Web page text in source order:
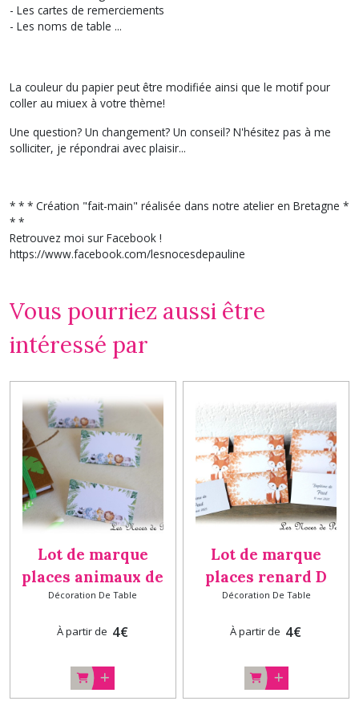
- Les cartes de remerciements
- Les noms de table ...
La couleur du papier peut être modifiée ainsi que le motif pour
coller au miuex à votre thème!
Une question? Un changement? Un conseil? N'hésitez pas à me
solliciter, je répondrai avec plaisir...
* * * Création "fait-main" réalisée dans notre atelier en Bretagne *
* *
Retrouvez moi sur Facebook !
https://www.facebook.com/lesnocesdepauline
Vous pourriez aussi être
intéressé par
Lot de marque
places animaux de
la Jungle, safari,
zoo, lion, décoration
Baptême
anniversaire
Décoration De Table
À partir de 4€
Lot de marque
places renard D
Orange, décoration
Baptême
anniversaire
Décoration De Table
À partir de 4€